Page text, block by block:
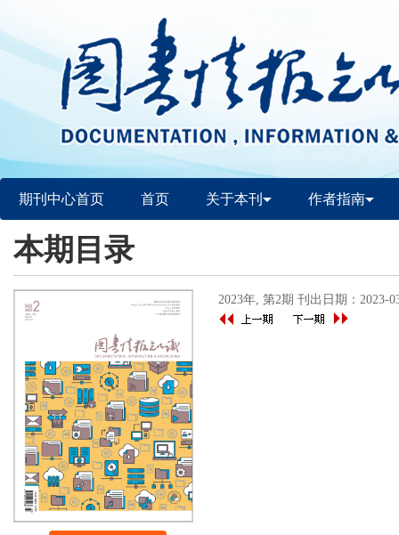
期刊中心首页 首页 关于本刊 作者指南
本期目录
2023年, 第2期 刊出日期：2023-